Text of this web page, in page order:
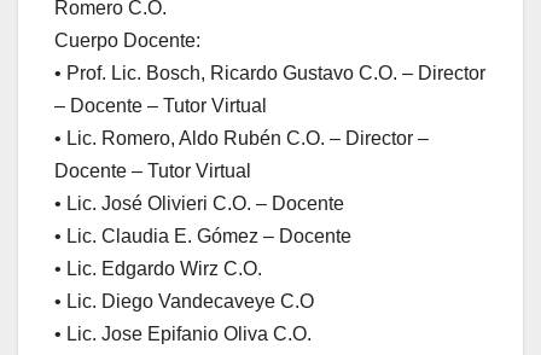
Romero C.O.
Cuerpo Docente:
• Prof. Lic. Bosch, Ricardo Gustavo C.O. – Director
– Docente – Tutor Virtual
• Lic. Romero, Aldo Rubén C.O. – Director –
Docente – Tutor Virtual
• Lic. José Olivieri C.O. – Docente
• Lic. Claudia E. Gómez – Docente
• Lic. Edgardo Wirz C.O.
• Lic. Diego Vandecaveye C.O
• Lic. Jose Epifanio Oliva C.O.